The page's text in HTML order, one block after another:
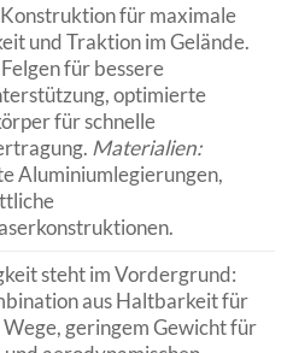
für maximale
und Traktion im Gelände.
für bessere
optimierte
für schnelle
Materialien:
Aluminiumlegierungen,
steht im Vordergrund:
aus Haltbarkeit für
Wege, geringem Gewicht für